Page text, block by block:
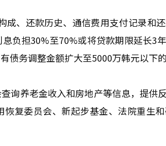
成、还款历史、通信费用支付记录和
负担30%至70%或将贷款期限延长3
债务调整金额扩大至5000万韩元以下
询养老金收入和房地产等信息，提供
复委员会、新起步基金、法院重生